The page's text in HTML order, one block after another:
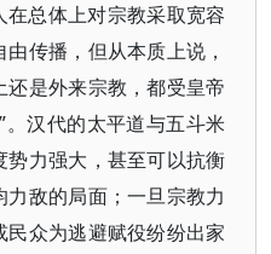
总体上对宗教采取宽容
传播，但从本质上说，
是外来宗教，都受皇帝
。汉代的太平道与五斗米
力强大，甚至可以抗衡
敌的局面；一旦宗教力
众为逃避赋役纷纷出家